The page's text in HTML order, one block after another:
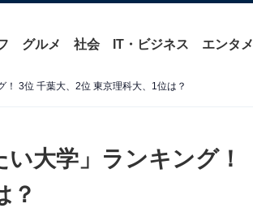
グルメ 社会 IT・ビジネス エンタメ
3位 千葉大、2位 東京理科大、1位は？
大学」ランキング！
？